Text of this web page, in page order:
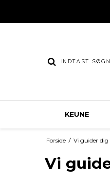
KEUNE
Forside / Vi guider dig
Vi